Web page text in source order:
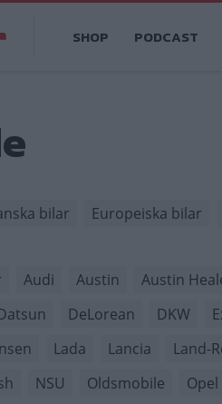
navigation
SHOP PODCAST
bilar Europeiska bilar
Audi Austin Austin
DeLorean DKW
Lada Lancia Land-
NSU Oldsmobile Opel